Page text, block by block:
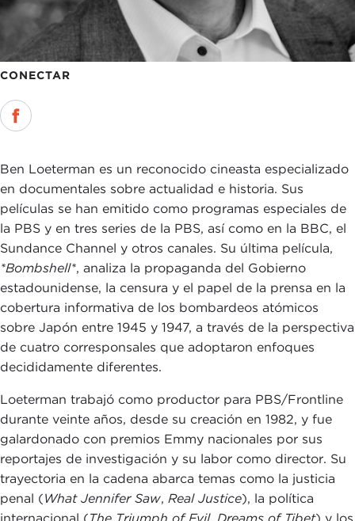
CONECTAR
Ben Loeterman es un reconocido cineasta especializado
en documentales sobre actualidad e historia. Sus
películas se han emitido como programas especiales de
la PBS y en tres series de la PBS, así como en la BBC, el
Sundance Channel y otros canales. Su última película,
*Bombshell*, analiza la propaganda del Gobierno
estadounidense, la censura y el papel de la prensa en la
cobertura informativa de los bombardeos atómicos
sobre Japón entre 1945 y 1947, a través de la perspectiva
de cuatro corresponsales que adoptaron enfoques
decididamente diferentes.
Loeterman trabajó como productor para PBS/Frontline
durante veinte años, desde su creación en 1982, y fue
galardonado con premios Emmy nacionales por sus
reportajes de investigación y su labor como director. Su
trayectoria en la cadena abarca temas como la justicia
penal (What Jennifer Saw, Real Justice), la política